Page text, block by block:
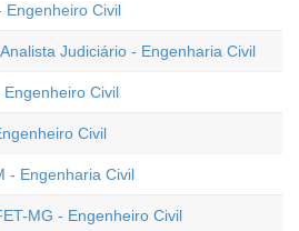
Engenheiro Civil
Judiciário - Engenharia Civil
Civil
Civil
- Engenharia Civil
MG - Engenheiro Civil